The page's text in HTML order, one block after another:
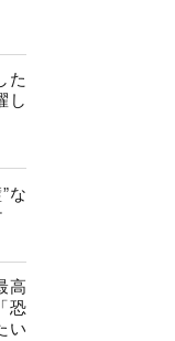
た
し
な
高
恐
い